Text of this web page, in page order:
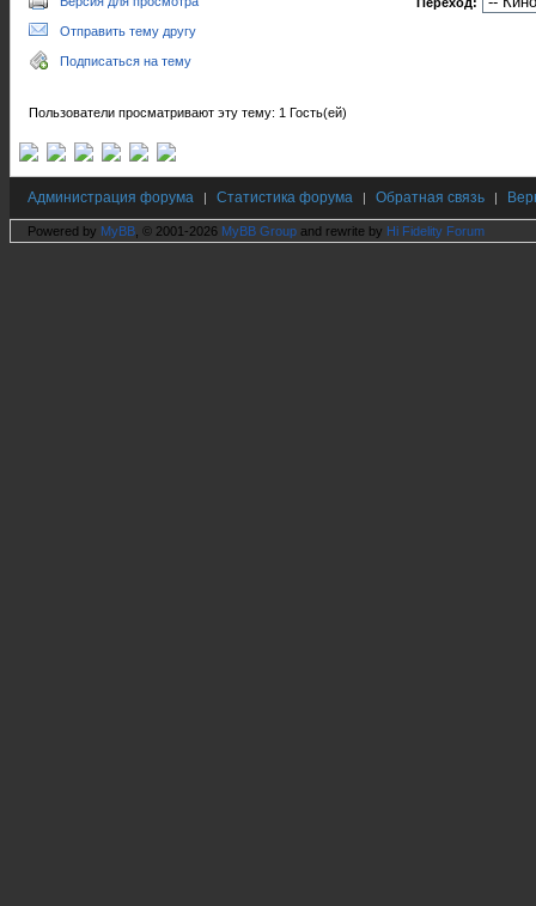
Отправить тему другу
Подписаться на тему
Пользователи просматривают эту тему: 1 Гость(ей)
Администрация форума | Статистика форума | Обратная связь |
Powered by MyBB , © 2001-2026 MyBB Group and rewrite by Hi Fidelity Forum